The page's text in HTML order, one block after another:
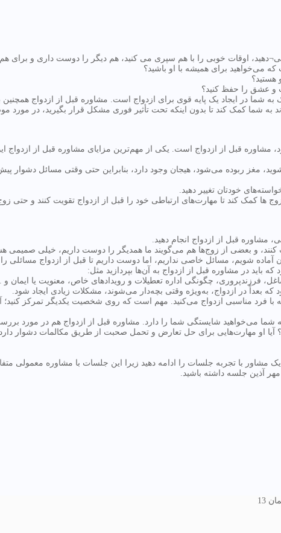
اوقات خوبی را با هم سپری می کنید، هم دیگر را دوست داری و برای
می‌خواهید برای همیشه با او باشید؟
هستید؟
و عشق را حفظ کنید؟
شما در ایجاد یک پایه قوی برای ازدواج است. مشاوره قبل از ازدواج
به شما کمک کند تا بدون اینکه تحت تأثیر فوری مشکل قرار بگیرید، در
مشاوره قبل از ازدواج است. یکی از مهم‌ترین مزایای مشاوره قبل از
مغز ربوده می‌شود، هیجان وجود دارد، بنابراین حتی وقتی مسائل دشوار
خودتان تغییر دهید.
ها کمک کند تا مهارت‌های ارتباطی خود را قبل از ازدواج تقویت کنند و حتی
مشاوره قبل از ازدواج انجام دهید.
و بعضی از زوج‌ها هم می‌گویند ما همدیگر را دوست داریم، خیلی صمیمی
آماده شویم، مسائل خاصی نداریم، اما دوست داریم تا قبل از ازدواج
باید در مشاوره قبل از ازدواج به آن‌ها بپردازید مثل:
فرزندپروری، چگونگی اداره تعطیلات و رویدادهای خاص، معنویت یا ایمان و
بعداً در ازدواج، به‌ویژه وقتی بچه‌دار می‌شوند، مشکلات زیادی ایجاد شود.
مناسبی ازدواج می‌کنید. مهم است که روی شخصیت یکدیگر تمرکز کنید؛
شایستگی شما را دارد. مشاوره قبل از ازدواج هم در مورد
آیا او مهارت‌هایی برای حل تعارض و تحمل صحبت از طریق مکالمات دشوار
مشاور با تجربه جلسات را ادامه دهید زیرا این جلسات با مشاوره معمولی
آذین جلسه داشته باشید.
13